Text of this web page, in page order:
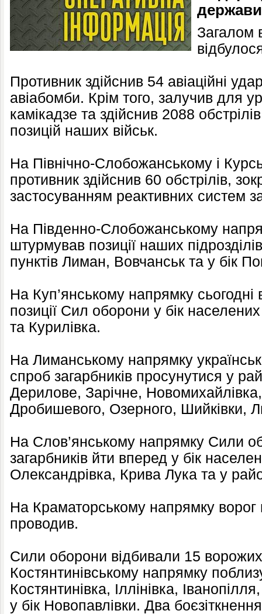
Загалом
Противник здійснив 54 авіаційні
авіабомби. Крім того, залучив для
камікадзе та здійснив 2088
позицій наших військ.
На Північно-Слобожанському і
противник здійснив 60 обстрілів,
застосуванням реактивних систем
На Південно-Слобожанському
штурмував позиції наших
пунктів Лиман, Вовчанськ та у бік
На Куп’янському напрямку сьогодні
позиції Сил оборони у бік
та Курилівка.
На Лиманському напрямку
спроб загарбників просунутися у
Дерилове, Зарічне, Новомихайлівка,
Дробишевого, Озерного, Шийківки,
На Слов’янському напрямку Сили
загарбників йти вперед у бік
Олександрівка, Крива Лука та у
На Краматорському напрямку ворог
проводив.
Сили оборони відбивали 15
Костянтинівському напрямку
Костянтинівка, Іллінівка,
у бік Новопавлівки. Два